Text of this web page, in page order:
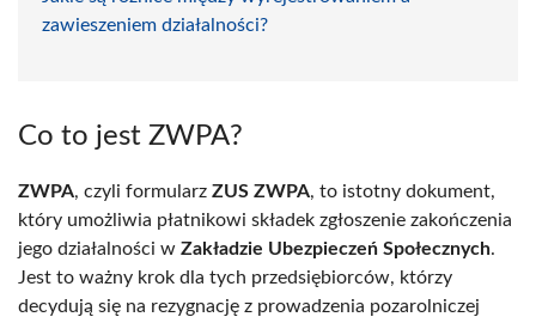
zawieszeniem działalności?
Co to jest ZWPA?
ZWPA, czyli formularz ZUS ZWPA, to istotny dokument,
który umożliwia płatnikowi składek zgłoszenie zakończenia
jego działalności w Zakładzie Ubezpieczeń Społecznych.
Jest to ważny krok dla tych przedsiębiorców, którzy
decydują się na rezygnację z prowadzenia pozarolniczej